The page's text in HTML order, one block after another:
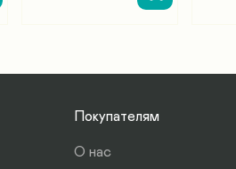
Покупателям
О нас